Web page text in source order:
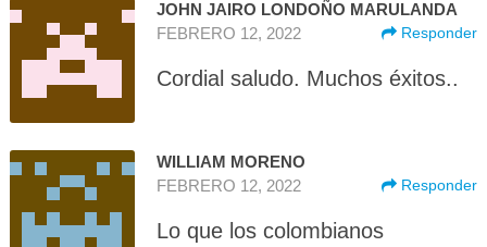
JOHN JAIRO LONDOÑO MARULANDA
FEBRERO 12, 2022
Responder
Cordial saludo. Muchos éxitos..
WILLIAM MORENO
FEBRERO 12, 2022
Responder
Lo que los colombianos